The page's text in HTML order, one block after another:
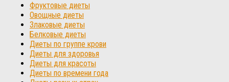
Фруктовые диеты
Овощные диеты
Злаковые диеты
Белковые диеты
Диеты по группе крови
Диеты для здоровья
Диеты для красоты
Диеты по времени года